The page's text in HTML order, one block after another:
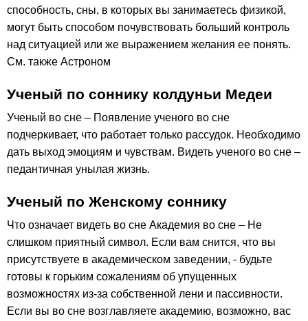
способность, сны, в которых вы занимаетесь физикой,
могут быть способом почувствовать больший контроль
над ситуацией или же выражением желания ее понять.
См. также Астроном
Ученый по соннику колдуньи Медеи
Ученый во сне – Появление ученого во сне
подчеркивает, что работает только рассудок. Необходимо
дать выход эмоциям и чувствам. Видеть ученого во сне –
педантичная унылая жизнь.
Ученый по Женскому соннику
Что означает видеть во сне Академия во сне – Не
слишком приятный символ. Если вам снится, что вы
присутствуете в академическом заведении, - будьте
готовы к горьким сожалениям об упущенных
возможностях из-за собственной лени и пассивности.
Если вы во сне возглавляете академию, возможно, вас